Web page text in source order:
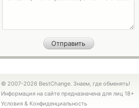
© 2007-2026 BestChange. Знаем, где обменять!
Информация на сайте предназначена для лиц 18+
Условия & Конфиденциальность